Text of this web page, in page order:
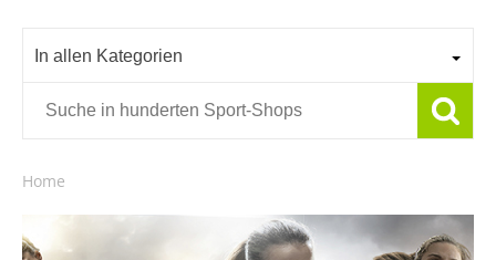
In allen Kategorien
Home